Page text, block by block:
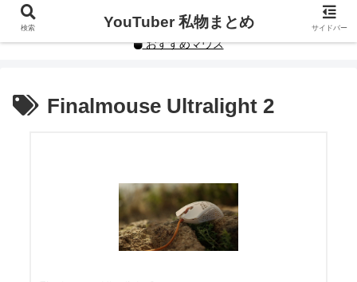
YouTuberや人気インフルエンサーの私物まとめです。
おすすめマウス
Finalmouse Ultralight 2
検索 YouTuber 私物まとめ サイドバー